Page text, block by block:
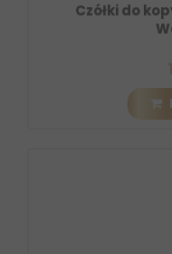
Czółki do